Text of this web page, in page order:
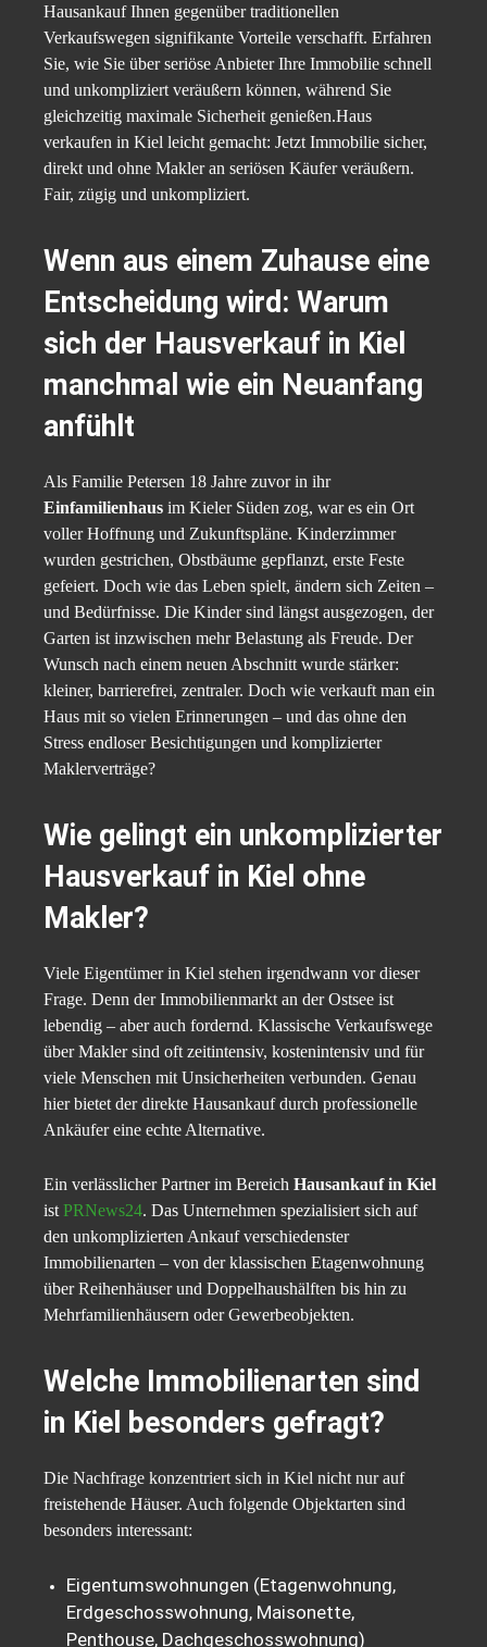
Hausankauf Ihnen gegenüber traditionellen
Verkaufswegen signifikante Vorteile verschafft. Erfahren
Sie, wie Sie über seriöse Anbieter Ihre Immobilie schnell
und unkompliziert veräußern können, während Sie
gleichzeitig maximale Sicherheit genießen.Haus
verkaufen in Kiel leicht gemacht: Jetzt Immobilie sicher,
direkt und ohne Makler an seriösen Käufer veräußern.
Fair, zügig und unkompliziert.
Wenn aus einem Zuhause eine
Entscheidung wird: Warum
sich der Hausverkauf in Kiel
manchmal wie ein Neuanfang
anfühlt
Als Familie Petersen 18 Jahre zuvor in ihr
Einfamilienhaus im Kieler Süden zog, war es ein Ort
voller Hoffnung und Zukunftspläne. Kinderzimmer
wurden gestrichen, Obstbäume gepflanzt, erste Feste
gefeiert. Doch wie das Leben spielt, ändern sich Zeiten –
und Bedürfnisse. Die Kinder sind längst ausgezogen, der
Garten ist inzwischen mehr Belastung als Freude. Der
Wunsch nach einem neuen Abschnitt wurde stärker:
kleiner, barrierefrei, zentraler. Doch wie verkauft man ein
Haus mit so vielen Erinnerungen – und das ohne den
Stress endloser Besichtigungen und komplizierter
Maklerverträge?
Wie gelingt ein unkomplizierter
Hausverkauf in Kiel ohne
Makler?
Viele Eigentümer in Kiel stehen irgendwann vor dieser
Frage. Denn der Immobilienmarkt an der Ostsee ist
lebendig – aber auch fordernd. Klassische Verkaufswege
über Makler sind oft zeitintensiv, kostenintensiv und für
viele Menschen mit Unsicherheiten verbunden. Genau
hier bietet der direkte Hausankauf durch professionelle
Ankäufer eine echte Alternative.
Ein verlässlicher Partner im Bereich Hausankauf in Kiel
ist PRNews24. Das Unternehmen spezialisiert sich auf
den unkomplizierten Ankauf verschiedenster
Immobilienarten – von der klassischen Etagenwohnung
über Reihenhäuser und Doppelhaushälften bis hin zu
Mehrfamilienhäusern oder Gewerbeobjekten.
Welche Immobilienarten sind
in Kiel besonders gefragt?
Die Nachfrage konzentriert sich in Kiel nicht nur auf
freistehende Häuser. Auch folgende Objektarten sind
besonders interessant:
Eigentumswohnungen (Etagenwohnung,
Erdgeschosswohnung, Maisonette,
Penthouse, Dachgeschosswohnung)